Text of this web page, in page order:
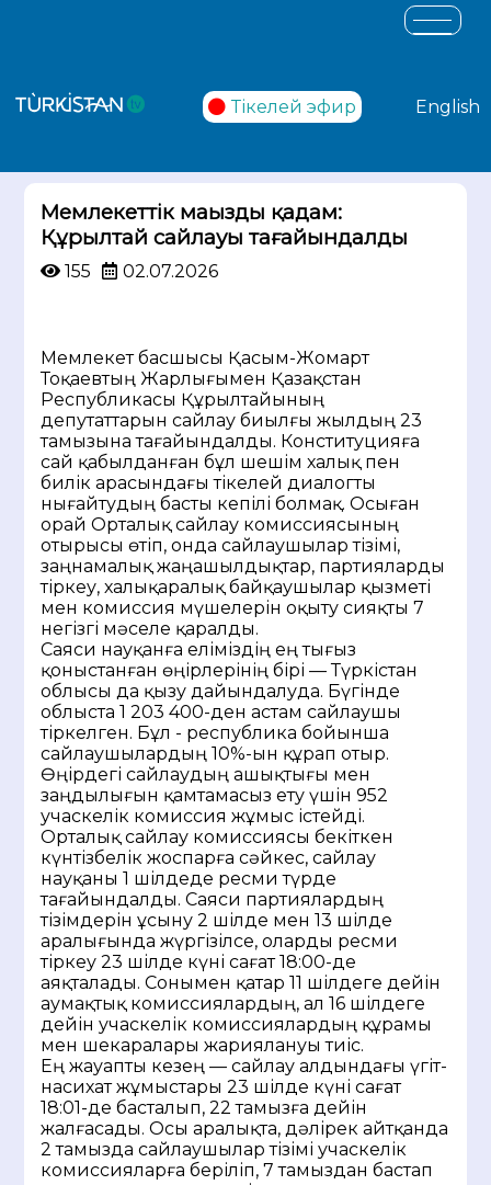
Тікелей эфир English
Мемлекеттік маңызды қадам:
Құрылтай сайлауы тағайындалды
155 02.07.2026
Мемлекет басшысы Қасым-Жомарт
Тоқаевтың Жарлығымен Қазақстан
Республикасы Құрылтайының
депутаттарын сайлау биылғы жылдың 23
тамызына тағайындалды. Конституцияға
сай қабылданған бұл шешім халық пен
билік арасындағы тікелей диалогты
нығайтудың басты кепілі болмақ. Осыған
орай Орталық сайлау комиссиясының
отырысы өтіп, онда сайлаушылар тізімі,
заңнамалық жаңашылдықтар, партияларды
тіркеу, халықаралық байқаушылар қызметі
мен комиссия мүшелерін оқыту сияқты 7
негізгі мәселе қаралды.
Саяси науқанға еліміздің ең тығыз
қоныстанған өңірлерінің бірі — Түркістан
облысы да қызу дайындалуда. Бүгінде
облыста 1 203 400-ден астам сайлаушы
тіркелген. Бұл - республика бойынша
сайлаушылардың 10%-ын құрап отыр.
Өңірдегі сайлаудың ашықтығы мен
заңдылығын қамтамасыз ету үшін 952
учаскелік комиссия жұмыс істейді.
Орталық сайлау комиссиясы бекіткен
күнтізбелік жоспарға сәйкес, сайлау
науқаны 1 шілдеде ресми түрде
тағайындалды. Саяси партиялардың
тізімдерін ұсыну 2 шілде мен 13 шілде
аралығында жүргізілсе, оларды ресми
тіркеу 23 шілде күні сағат 18:00-де
аяқталады. Сонымен қатар 11 шілдеге дейін
аумақтық комиссиялардың, ал 16 шілдеге
дейін учаскелік комиссиялардың құрамы
мен шекаралары жариялануы тиіс.
Ең жауапты кезең — сайлау алдындағы үгіт-
насихат жұмыстары 23 шілде күні сағат
18:01-де басталып, 22 тамызға дейін
жалғасады. Осы аралықта, дәлірек айтқанда
2 тамызда сайлаушылар тізімі учаскелік
комиссияларға беріліп, 7 тамыздан бастап